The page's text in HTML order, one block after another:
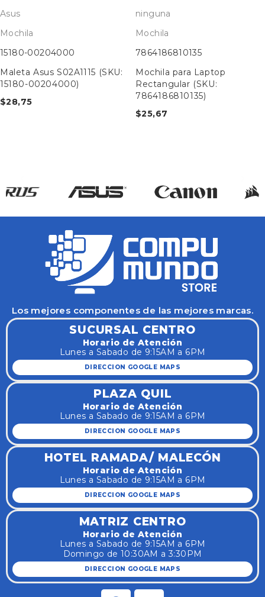
Asus
Mochila
15180-00204000
Maleta Asus S02A1115 (SKU:
15180-00204000)
$28,75
ninguna
Mochila
7864186810135
Mochila para Laptop
Rectangular (SKU:
7864186810135)
$25,67
Los mejores componentes de las mejores marcas.
SUCURSAL CENTRO
Horario de Atención
Lunes a Sabado de 9:15AM a 6PM
DIRECCION GOOGLE MAPS
PLAZA QUIL
Horario de Atención
Lunes a Sabado de 9:15AM a 6PM
DIRECCION GOOGLE MAPS
HOTEL RAMADA/ MALECÓN
Horario de Atención
Lunes a Sabado de 9:15AM a 6PM
DIRECCION GOOGLE MAPS
MATRIZ CENTRO
Horario de Atención
Lunes a Sabado de 9:15AM a 6PM
Domingo de 10:30AM a 3:30PM
DIRECCION GOOGLE MAPS